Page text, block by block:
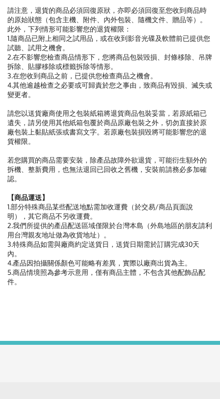
請注意，退貨的商品必須回復原狀，亦即必須回復至您收到商品時
的原始狀態（包含主機、附件、內外包裝、隨機文件、贈品等）。
此外，下列情形可能影響您的退貨權限：
1.隨商品已附上相同之試用品，或在收到影音光碟及軟體前已提供您
試聽、試用之機會。
2.在不影響您檢查商品情形下，您將商品包裝毀損、封條移除、吊牌
拆除、貼膠移除或標籤拆除等情形。
3.在您收到商品之前，已提供您檢查商品之機會。
4.其他逾越檢查之必要或可歸責於您之事由，致商品有毀損、滅失或
變更者。
請您以送貨廠商使用之包裝紙箱將退貨商品包裝妥當，若原紙箱已
遺失，請另使用其他紙箱包覆於商品原廠包裝之外，切勿直接於原
廠包裝上黏貼紙張或書寫文字。若原廠包裝損毀將可能影響您的退
貨權限。
若您購買的商品需要安裝，除產品故障外欲退貨，可能衍生額外的
拆機、整新費用，也無法退回已回收之舊機，安裝前請務必多加確
認。
【商品運送】
1.部分特殊商品某些配送地點需加收運費（於交易/商品頁面說
明），其它商品不另收運費。
2.我們所提供的產品配送區域僅限於台灣本島（外島地區的朋友請利
用台灣親友地址做為收貨地址）。
3.特殊商品如需與廠商約定送貨日，送貨日期需於訂購完成30天
內。
4.產品因拍攝關係顏色可能略有差異，實際以廠商出貨為主。
5.商品情境照為參考示意用，僅有商品主體，不包含其他配飾品配
件。